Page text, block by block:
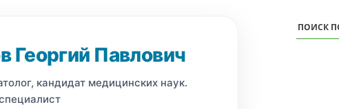
Георгий Павлович
кандидат медицинских наук.